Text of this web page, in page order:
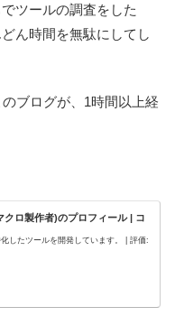
ツールの調査をした
ん時間を無駄にしてし
ブログが、1時間以上経
ロ製作者)のプロフィール | コ
したツールを開発しています。 | 評価: